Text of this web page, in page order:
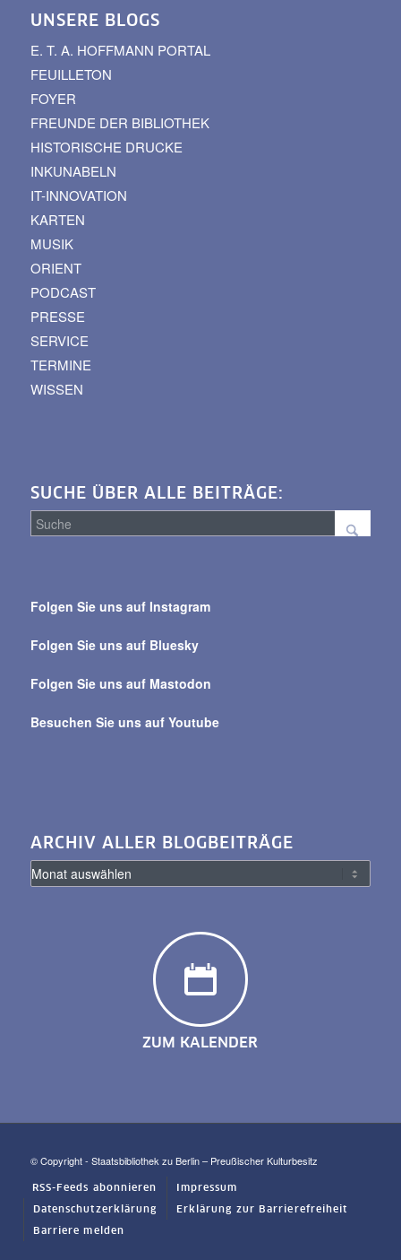
UNSERE BLOGS
E. T. A. HOFFMANN PORTAL
FEUILLETON
FOYER
FREUNDE DER BIBLIOTHEK
HISTORISCHE DRUCKE
INKUNABELN
IT-INNOVATION
KARTEN
MUSIK
ORIENT
PODCAST
PRESSE
SERVICE
TERMINE
WISSEN
SUCHE ÜBER ALLE BEITRÄGE:
alle
Folgen Sie uns auf Instagram
Folgen Sie uns auf Bluesky
Folgen Sie uns auf Mastodon
Besuchen Sie uns auf Youtube
ARCHIV ALLER BLOGBEITRÄGE
ZUM KALENDER
© Copyright - Staatsbibliothek zu Berlin – Preußischer Kulturbesitz
RSS-Feeds abonnieren Impressum
Datenschutzerklärung Erklärung zur Barrierefreiheit
Barriere melden